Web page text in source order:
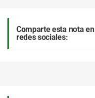
Comparte esta nota en
redes sociales: